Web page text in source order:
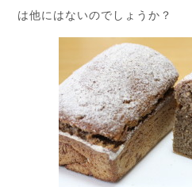
は他にはないのでしょうか？